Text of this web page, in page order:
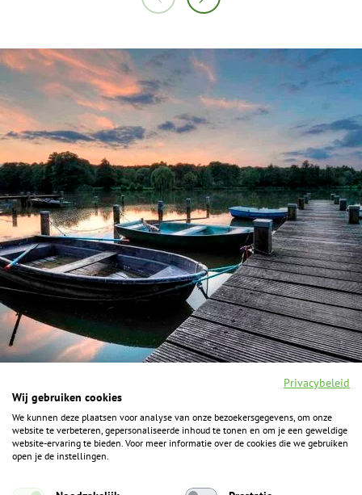
F
a
c
e
I
n
s
t
Y
o
u
t
P
i
n
ALGEMENE INFORMATIE
Privacybeleid
Wij gebruiken cookies
We kunnen deze plaatsen voor analyse van onze bezoekersgegevens, om onze
website te verbeteren, gepersonaliseerde inhoud te tonen en om je een geweldige
website-ervaring te bieden. Voor meer informatie over de cookies die we gebruiken
open je de instellingen.